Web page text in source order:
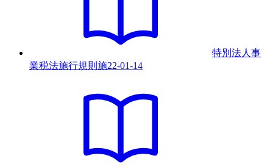
特別法人事
業税法施行規則 施22-01-14